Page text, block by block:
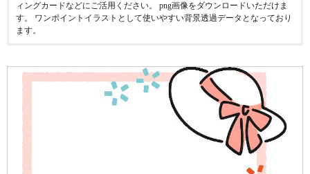
ィングカードなどにご活用ください。 png画像をダウンロードいただけま
す。 ワンポイントイラストとして使いやすい背景透過データとなっており
ます。